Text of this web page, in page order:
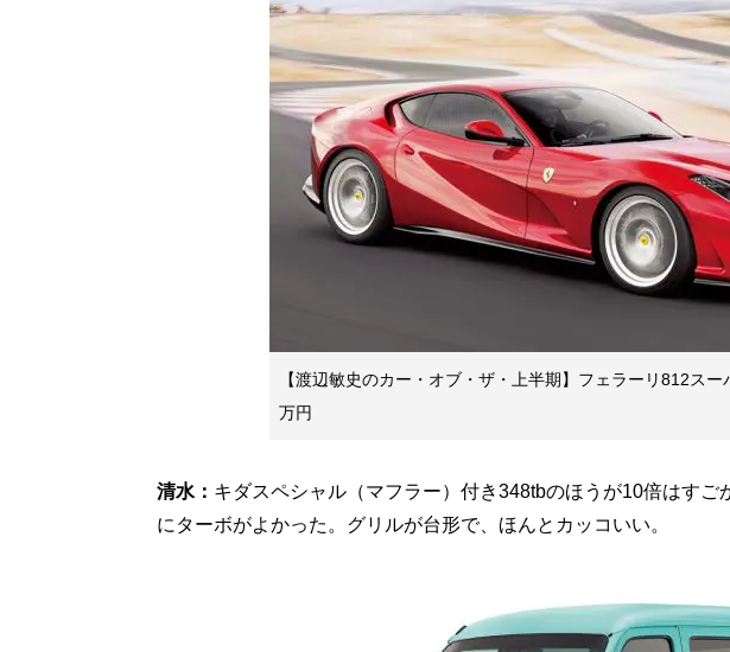
【渡辺敏史のカー・オブ・ザ・上半期】フェラーリ812ス
万円
清水： キダスペシャル（マフラー）付き348tbのほうが10倍はす
にターボがよかった。グリルが台形で、ほんとカッコいい。